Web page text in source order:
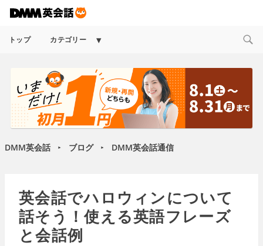
トップ カテゴリー
Expand
DMM英会話 ► ブログ ► DMM英会話通信
英会話でハロウィンについて
話そう！使える英語フレーズ
と会話例